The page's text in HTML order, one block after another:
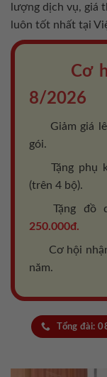
lượng dịch vụ, giá
luôn tốt nhất tại
Cơ
8/2026
Giảm giá
gói.
Tặng phụ
(trên 4 bộ).
Tặng đồ
250.000đ.
Cơ hội
năm.
Tổng đài: